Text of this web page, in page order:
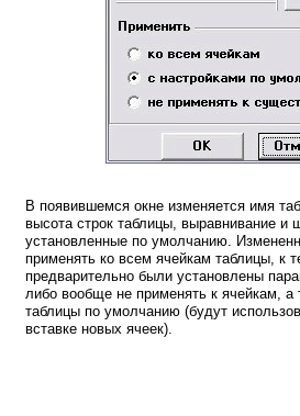
В появившемся окне изменяется имя
высота строк таблицы, выравнивание и
установленные по умолчанию.
применять ко всем ячейкам таблицы, к
предварительно были установлены
либо вообще не применять к ячейкам, а
таблицы по умолчанию (будут
вставке новых ячеек).